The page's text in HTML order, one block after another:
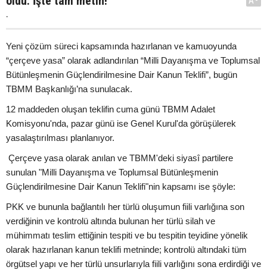
.
Yeni çözüm süreci kapsamında hazırlanan ve kamuoyunda
“çerçeve yasa” olarak adlandırılan “Milli Dayanışma ve Toplumsal
Bütünleşmenin Güçlendirilmesine Dair Kanun Teklifi”, bugün
TBMM Başkanlığı’na sunulacak.
12 maddeden oluşan teklifin cuma günü TBMM Adalet
Komisyonu'nda, pazar günü ise Genel Kurul'da görüşülerek
yasalaştırılması planlanıyor.
Çerçeve yasa olarak anılan ve TBMM'deki siyasî partilere
sunulan "Milli Dayanışma ve Toplumsal Bütünleşmenin
Güçlendirilmesine Dair Kanun Teklifi"nin kapsamı ise şöyle:
PKK ve bununla bağlantılı her türlü oluşumun fiili varlığına son
verdiğinin ve kontrolü altında bulunan her türlü silah ve
mühimmatı teslim ettiğinin tespiti ve bu tespitin teyidine yönelik
olarak hazırlanan kanun teklifi metninde; kontrolü altındaki tüm
örgütsel yapı ve her türlü unsurlarıyla fiili varlığını sona erdirdiği ve